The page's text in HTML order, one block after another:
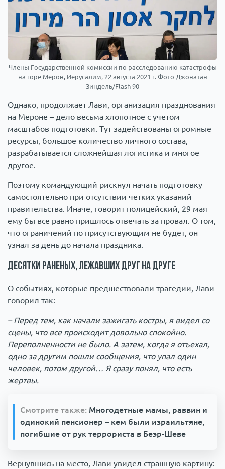
Члены Государственной комиссии по расследованию катастрофы
на горе Мерон, Иерусалим, 22 августа 2021 г. Фото Джонатан
Зиндель/Flash 90
Однако, продолжает Лави, организация празднования
на Мероне – дело весьма хлопотное с учетом
масштабов подготовки. Тут задействованы огромные
ресурсы, большое количество личного состава,
разрабатывается сложнейшая логистика и многое
другое.
Поэтому командующий рискнул начать подготовку
самостоятельно при отсутствии четких указаний
правительства. Иначе, говорит полицейский, 29 мая
ему бы все равно пришлось отвечать за провал. О том,
что ограничений по присутствующим не будет, он
узнал за день до начала праздника.
Десятки раненых, лежавших друг на друге
О событиях, которые предшествовали трагедии, Лави
говорил так:
– Перед тем, как начали зажигать костры, я видел со
сцены, что все происходит довольно спокойно.
Переполненности не было. А затем, когда я отъехал,
одно за другим пошли сообщения, что упал один
человек, потом другой… Я сразу понял, что есть
жертвы.
Смотрите также: Многодетные мамы, раввин и
одинокий пенсионер – кем были израильтяне,
погибшие от рук террориста в Беэр-Шеве
Вернувшись на место, Лави увидел страшную картину: